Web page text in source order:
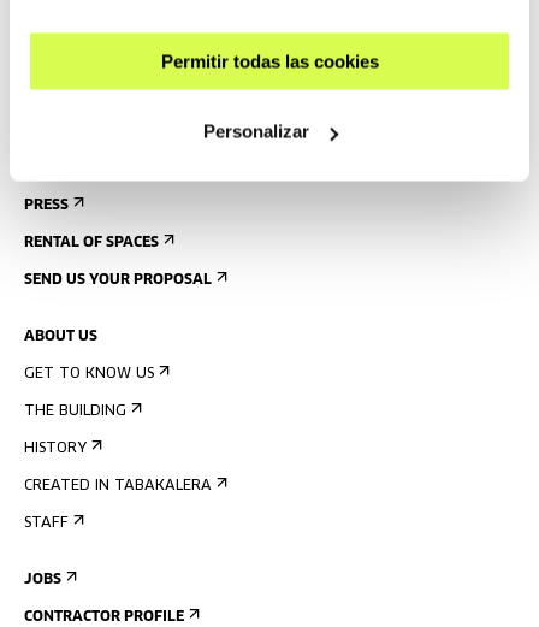
Permitir todas las cookies
Personalizar
ACCOMMODATION
PRESS
RENTAL OF SPACES
SEND US YOUR PROPOSAL
ABOUT US
GET TO KNOW US
THE BUILDING
HISTORY
CREATED IN TABAKALERA
STAFF
JOBS
CONTRACTOR PROFILE